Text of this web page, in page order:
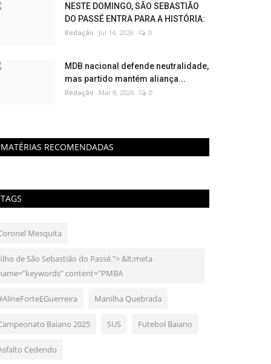
NESTE DOMINGO, SÃO SEBASTIÃO
DO PASSÉ ENTRA PARA A HISTÓRIA:
Redação Jul 14, 2026 0
MDB nacional defende neutralidade,
mas partido mantém aliança...
Redação Mar 8, 2026 0
MATÉRIAS RECOMENDADAS
TAGS
Mesquita
de São Sebastião do Passé."> &lt;meta
content="PMBA
Manilha Quebrada
Baiano 2025 SUS Futebol Baiano
Cedendo